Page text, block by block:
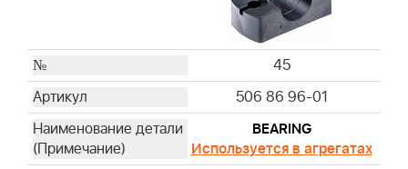
45
506 86 96-01
BEARING
Используется в агрегатах